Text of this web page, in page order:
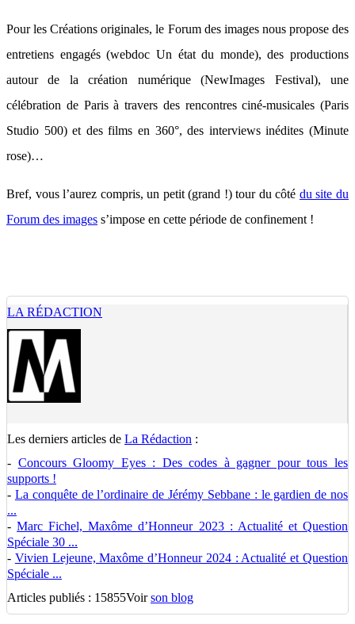
Pour les Créations originales, le Forum des images nous propose des
entretiens engagés (webdoc Un état du monde), des productions
autour de la création numérique (NewImages Festival), une
célébration de Paris à travers des rencontres ciné-musicales (Paris
Studio 500) et des films en 360°, des interviews inédites (Minute
rose)…
Bref, vous l’aurez compris, un petit (grand !) tour du côté du site du
Forum des images s’impose en cette période de confinement !
LA RÉDACTION
Les derniers articles de La Rédaction :
- Concours Gloomy Eyes : Des codes à gagner pour tous les
supports !
- La conquête de l’ordinaire de Jérémy Sebbane : le gardien de nos
...
-Marc Fichel, Maxôme d’Honneur 2023 : Actualité et Question
Spéciale 30 ...
- Vivien Lejeune, Maxôme d’Honneur 2024 : Actualité et Question
Spéciale ...
Articles publiés : 15855Voirson blog